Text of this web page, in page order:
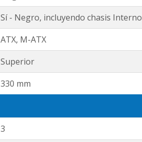
Sí - Negro, incluyendo chasis Interno
ATX, M-ATX
Superior
330 mm
3